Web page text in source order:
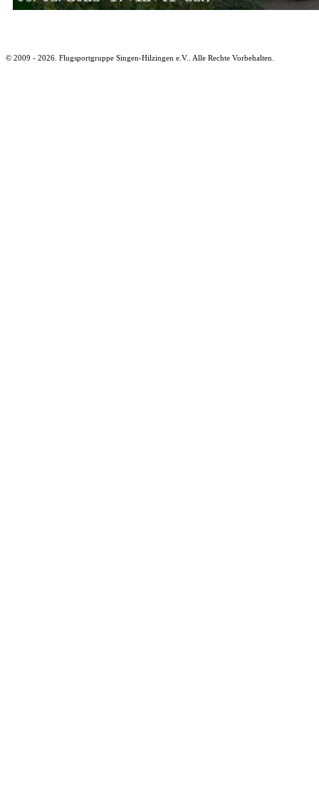
© 2009 - 2026. Flugsportgruppe Singen-Hilzingen e.V.. Alle Rechte Vorbehalten.